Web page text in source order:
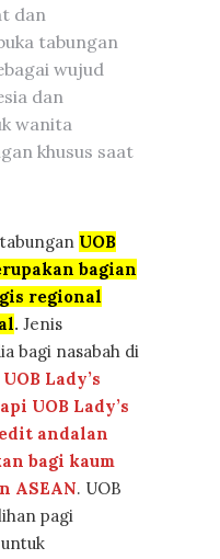
dan
tabungan
wujud
dan
wanita
khusus saat
UOB
bagian
regional
. Jenis
bagi nasabah di
UOB Lady’s
UOB Lady’s
andalan
bagi kaum
ASEAN. UOB
pagi